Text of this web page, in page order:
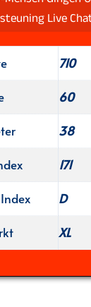
Live
710
60
38
171
D
XL